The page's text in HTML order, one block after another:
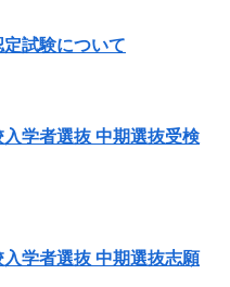
試験について
学者選抜 中期選抜受検
学者選抜 中期選抜志願